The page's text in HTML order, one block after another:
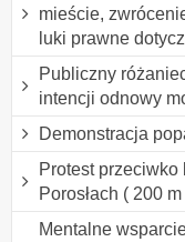
mieście,
luki prawne
Publiczny
intencji odnowy
Demonstracja
Protest przeciwko
Porosłach ( 200
Mentalne